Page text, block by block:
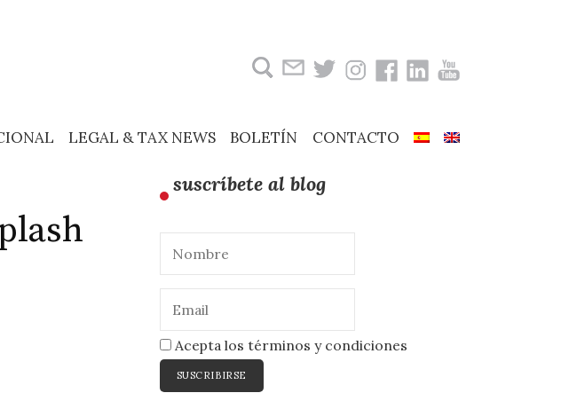
LEGAL & TAX NEWS BOLETÍN CONTACTO
suscríbete al blog
Acepta los términos y condiciones